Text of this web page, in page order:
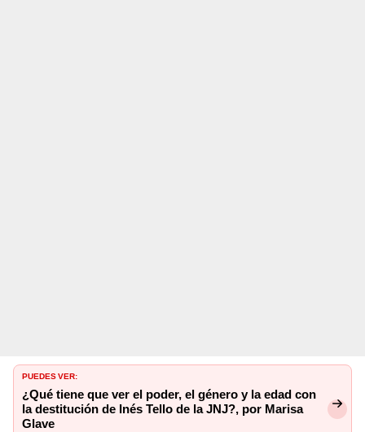
PUEDES VER:
¿Qué tiene que ver el poder, el género y la edad con
la destitución de Inés Tello de la JNJ?, por Marisa
Glave